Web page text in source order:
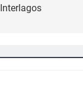
Interlagos